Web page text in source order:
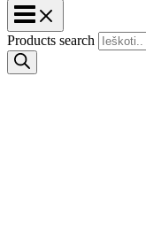
Products search